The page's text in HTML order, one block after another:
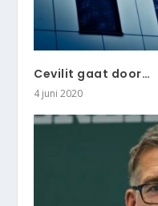
Cevilit gaat door…
4 juni 2020